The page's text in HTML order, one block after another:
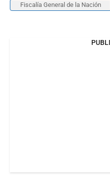
Fiscalía General de la Nación